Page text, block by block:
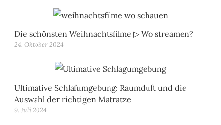
Die schönsten Weihnachtsfilme ▷ Wo streamen?
24. Oktober 2024
Ultimative Schlafumgebung: Raumduft und die
Auswahl der richtigen Matratze
9. Juli 2024